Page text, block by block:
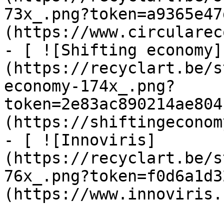
(https://
- [ ![Shifting economy]
(https://recyclart.be/
economy-174x_.png?
(https://
- [ ![Innoviris]
(https://recyclart.be/
(https://